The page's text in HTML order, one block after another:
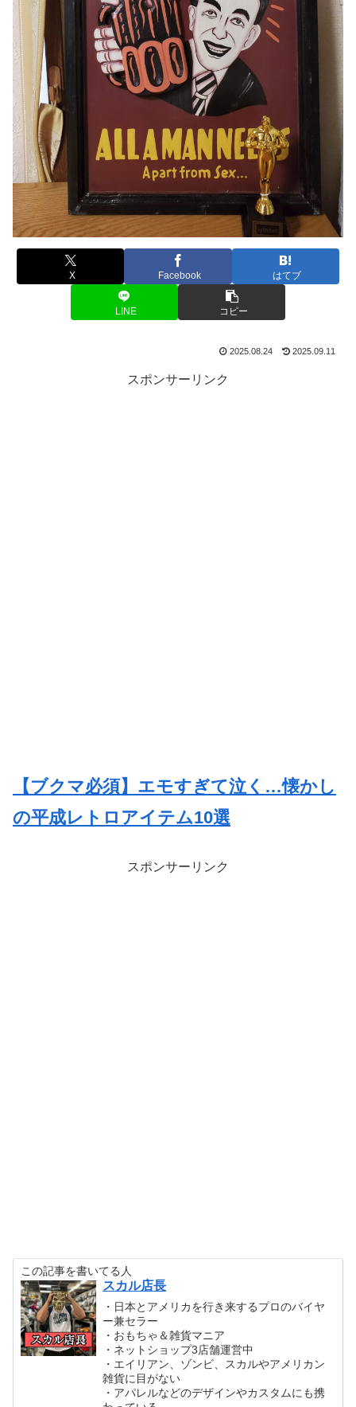
X Facebook はてブ
LINE コピー
2025.08.24 2025.09.11
スポンサーリンク
【ブクマ必須】エモすぎて泣く…懐かし
の平成レトロアイテム10選
スポンサーリンク
この記事を書いてる人
スカル店長
・日本とアメリカを行き来するプロのバイヤ
ー兼セラー
・おもちゃ＆雑貨マニア
・ネットショップ3店舗運営中
・エイリアン、ゾンビ、スカルやアメリカン
雑貨に目がない
・アパレルなどのデザインやカスタムにも携